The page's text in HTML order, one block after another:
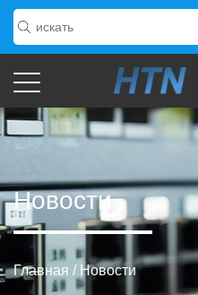
Новости
Главная / Новости